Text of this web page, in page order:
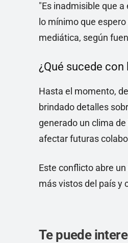
"Es inadmisible que
lo mínimo que
mediática, según
¿Qué sucede
Hasta el momento,
brindado detalles
generado un clima
afectar futuras
Este conflicto abre
más vistos del país y
Te puede